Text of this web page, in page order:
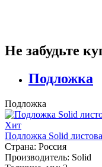
Не забудьте
Подложка
Подложка
Хит
Подложка Solid
Страна: Россия
Производитель: Solid